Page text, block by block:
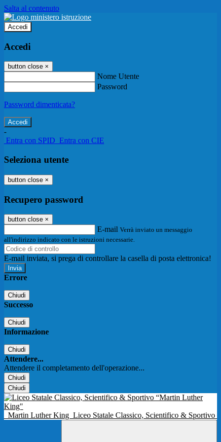
Salta al contenuto
Accedi
Accedi
button close ×
Nome Utente
Password
Password dimenticata?
-
Entra con SPID Entra con CIE
Seleziona utente
button close ×
Recupero password
button close ×
E-mail Verrà inviato un messaggio
all'indirizzo indicato con le istruzioni necessarie.
E-mail inviata, si prega di controllare la casella di posta elettronica!
Errore
Chiudi
Successo
Chiudi
Informazione
Chiudi
Attendere...
Attendere il completamento dell'operazione...
Chiudi
Chiudi
Martin Luther King Liceo Statale Classico, Scientifico & Sportivo